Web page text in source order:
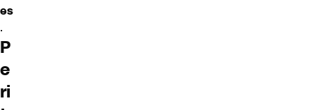
es
.
P
e
ri